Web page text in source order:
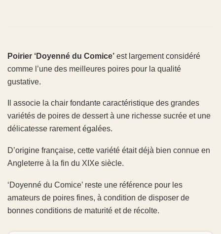
Poirier ‘Doyenné du Comice’ est largement considéré
comme l’une des meilleures poires pour la qualité
gustative.
Il associe la chair fondante caractéristique des grandes
variétés de poires de dessert à une richesse sucrée et une
délicatesse rarement égalées.
D’origine française, cette variété était déjà bien connue en
Angleterre à la fin du XIXe siècle.
‘Doyenné du Comice’ reste une référence pour les
amateurs de poires fines, à condition de disposer de
bonnes conditions de maturité et de récolte.